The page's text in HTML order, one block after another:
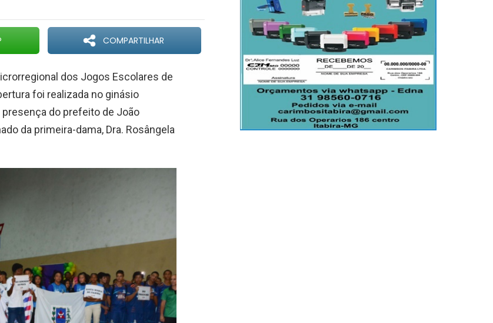
COMPARTILHAR
dos Jogos Escolares de
foi realizada no ginásio
do prefeito de João
da primeira-dama, Dra. Rosângela